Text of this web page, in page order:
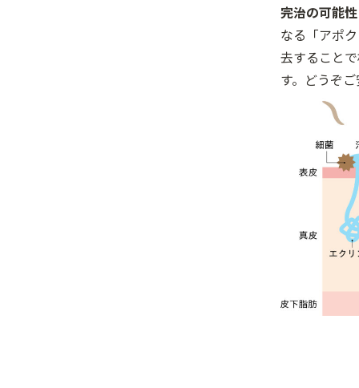
完治の可能性
なる「アポ
去すること
す。どうぞ